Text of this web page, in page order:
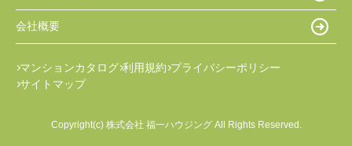
会社概要
マンションカタログ 利用規約 プライバシーポリシー
サイトマップ
Copyright(c) 株式会社 福一ハウジング All Rights Reserved.